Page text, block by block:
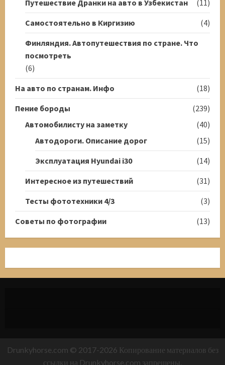
Путешествие Дранки на авто в Узбекистан
(11)
Самостоятельно в Киргизию
(4)
Финляндия. Автопутешествия по стране. Что
посмотреть
(6)
На авто по странам. Инфо
(18)
Пение бороды
(239)
Автомобилисту на заметку
(40)
Автодороги. Описание дорог
(15)
Эксплуатация Hyundai i30
(14)
Интересное из путешествий
(31)
Тесты фототехники 4/3
(3)
Советы по фотографии
(13)
Drunkyhorse.com © 2017-2026 Копирование материалов без
ссылки на Drunkyhorse.com запрещены.